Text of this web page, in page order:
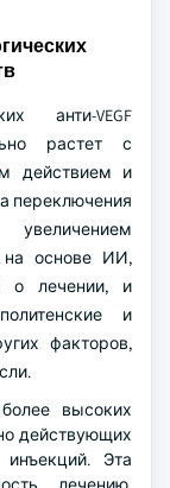
анти-VEGF
растет с
действием и
переключения
на основе ИИ,
о лечении, и
и
факторов,
высоких
действующих
Эта